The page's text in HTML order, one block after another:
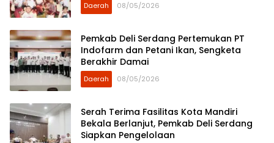
Daerah 08/05/2026
Pemkab Deli Serdang Pertemukan PT
Indofarm dan Petani Ikan, Sengketa
Berakhir Damai
Daerah 08/05/2026
Serah Terima Fasilitas Kota Mandiri
Bekala Berlanjut, Pemkab Deli Serdang
Siapkan Pengelolaan